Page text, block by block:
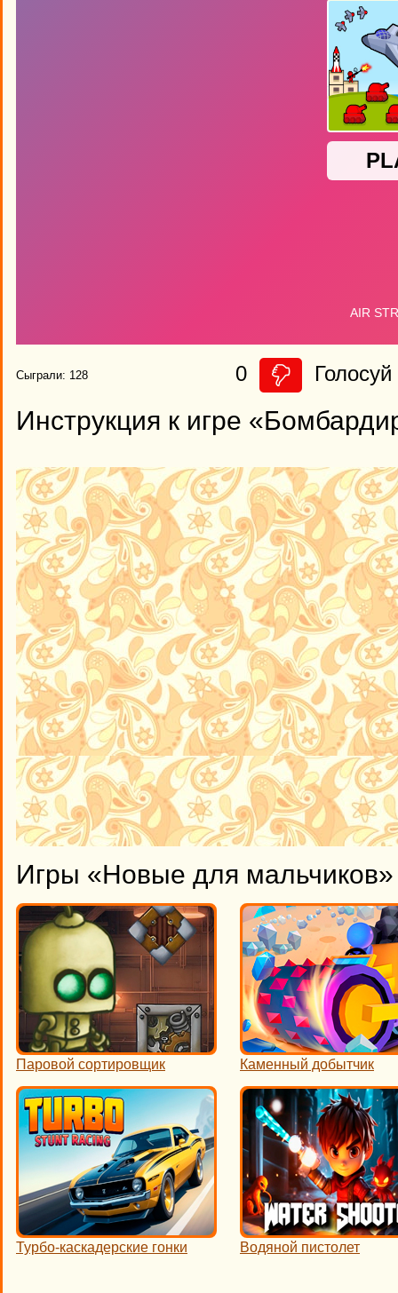
Сыграли: 128 0 Голосуй
Инструкция к игре
Игры «Новые для мальчиков»
Паровой сортировщик Каменный добытчик
Турбо-каскадерские гонки Водяной пистолет